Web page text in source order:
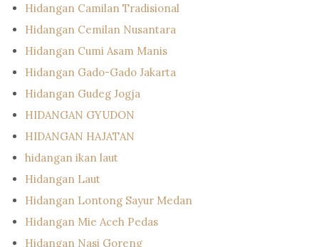
Hidangan Camilan Tradisional
Hidangan Cemilan Nusantara
Hidangan Cumi Asam Manis
Hidangan Gado-Gado Jakarta
Hidangan Gudeg Jogja
HIDANGAN GYUDON
HIDANGAN HAJATAN
hidangan ikan laut
Hidangan Laut
Hidangan Lontong Sayur Medan
Hidangan Mie Aceh Pedas
Hidangan Nasi Goreng